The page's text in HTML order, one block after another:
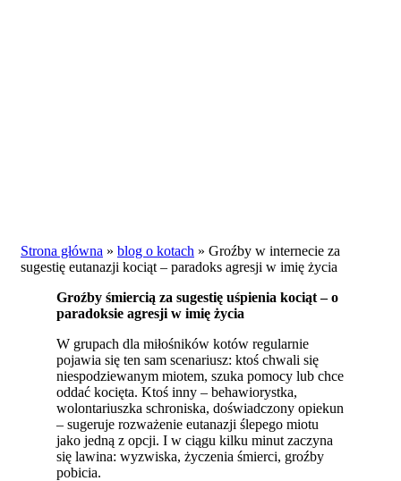
Strona główna » blog o kotach » Groźby w internecie za
sugestię eutanazji kociąt – paradoks agresji w imię życia
Groźby śmiercią za sugestię uśpienia kociąt – o
paradoksie agresji w imię życia
W grupach dla miłośników kotów regularnie
pojawia się ten sam scenariusz: ktoś chwali się
niespodziewanym miotem, szuka pomocy lub chce
oddać kocięta. Ktoś inny – behawiorystka,
wolontariuszka schroniska, doświadczony opiekun
– sugeruje rozważenie eutanazji ślepego miotu
jako jedną z opcji. I w ciągu kilku minut zaczyna
się lawina: wyzwiska, życzenia śmierci, groźby
pobicia.